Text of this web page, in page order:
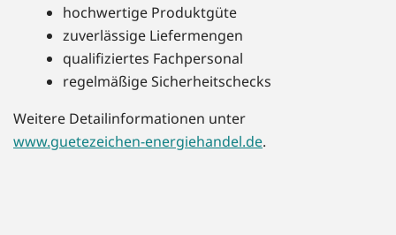
hochwertige Produktgüte
zuverlässige Liefermengen
qualifiziertes Fachpersonal
regelmäßige Sicherheitschecks
Weitere Detailinformationen unter
www.guetezeichen-energiehandel.de.